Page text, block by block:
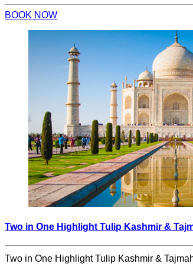
BOOK NOW
Two in One Highlight Tulip Kashmir &
Two in One Highlight Tulip Kashmir &